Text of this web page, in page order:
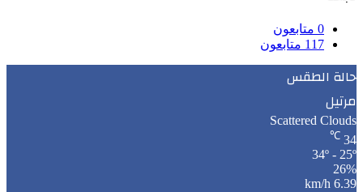
0 متابعون
117 متابعون
حالة الطقس
مرتيل
Scattered Clouds
34
℃
34º - 25º
26%
6.39 km/h